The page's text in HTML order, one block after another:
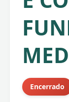
Encerrado